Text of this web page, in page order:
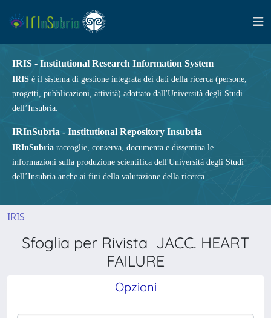
IRIS - Institutional Research Information System
IRIS è il sistema di gestione integrata dei dati della ricerca (persone,
progetti, pubblicazioni, attività) adottato dall'Università degli Studi
dell’Insubria.
IRInSubria - Institutional Repository Insubria
IRInSubria raccoglie, conserva, documenta e dissemina le
informazioni sulla produzione scientifica dell'Università degli Studi
dell’Insubria anche ai fini della valutazione della ricerca.
IRIS
Sfoglia per Rivista JACC. HEART
FAILURE
Opzioni